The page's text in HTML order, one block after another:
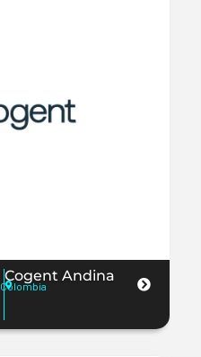
Cogent Andina
Colombia